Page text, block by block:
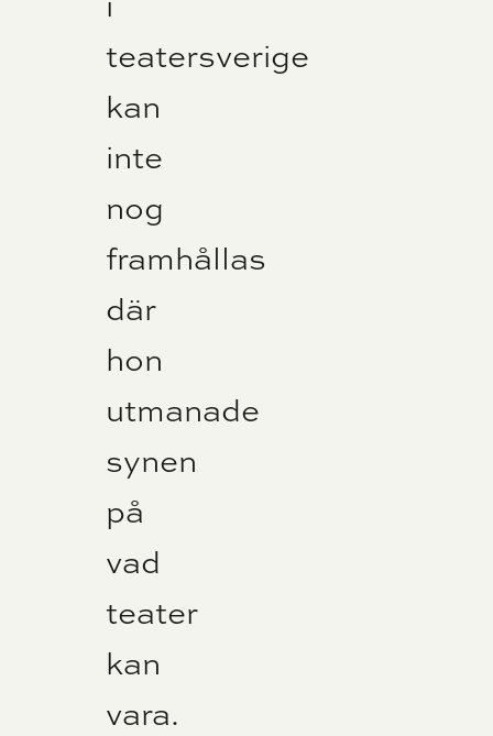
teatersverige
kan
inte
nog
framhållas
där
hon
utmanade
synen
på
vad
teater
kan
vara.